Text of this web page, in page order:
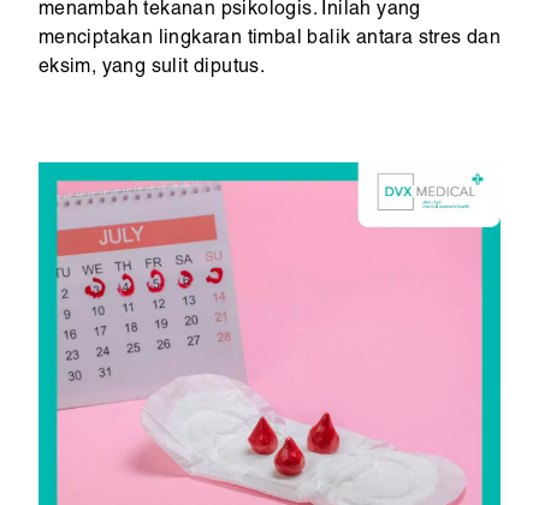
menambah tekanan psikologis. Inilah yang
menciptakan lingkaran timbal balik antara stres dan
eksim, yang sulit diputus.